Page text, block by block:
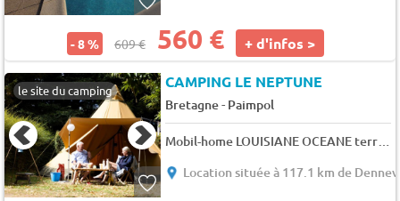
- 8 % 609 € 560 € + d'infos >
le site du camping CAMPING LE NEPTUNE
Bretagne- Paimpol
Location située à 117.1 km de